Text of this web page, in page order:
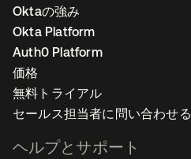
Oktaの強み
Okta Platform
Auth0 Platform
価格
無料トライアル
セールス担当者に問い合わせる
ヘルプとサポート